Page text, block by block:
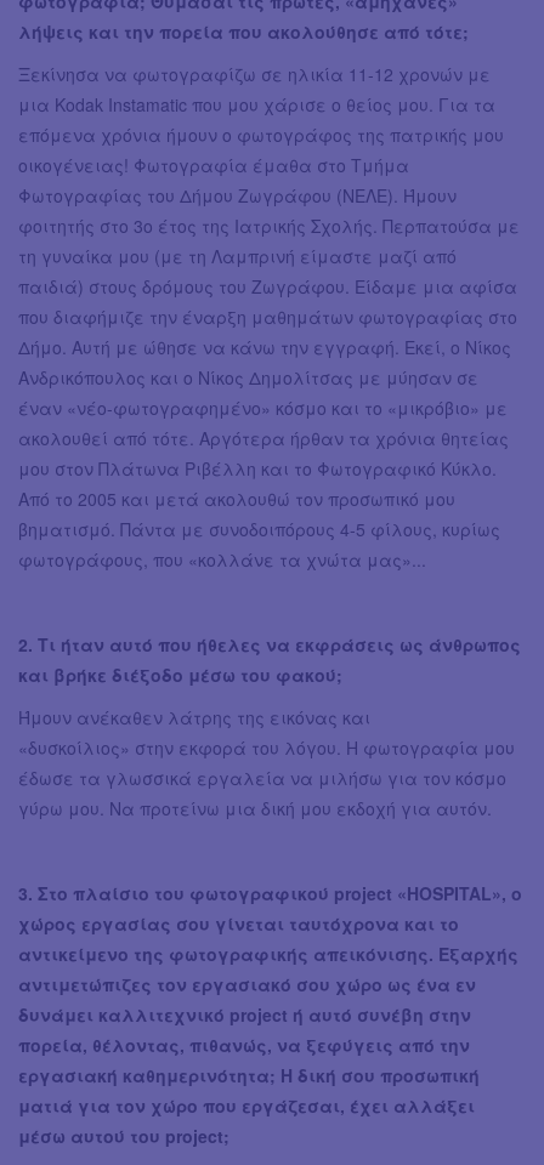
λήψεις και την πορεία που ακολούθησε από τότε;
Ξεκίνησα να φωτογραφίζω σε ηλικία 11-12 χρονών με
μια Kodak Instamatic που μου χάρισε ο θείος μου. Για τα
επόμενα χρόνια ήμουν ο φωτογράφος της πατρικής μου
οικογένειας! Φωτογραφία έμαθα στο Τμήμα
Φωτογραφίας του Δήμου Ζωγράφου (ΝΕΛΕ). Ήμουν
φοιτητής στο 3ο έτος της Ιατρικής Σχολής. Περπατούσα με
τη γυναίκα μου (με τη Λαμπρινή είμαστε μαζί από
παιδιά) στους δρόμους του Ζωγράφου. Είδαμε μια αφίσα
που διαφήμιζε την έναρξη μαθημάτων φωτογραφίας στο
Δήμο. Αυτή με ώθησε να κάνω την εγγραφή. Εκεί, ο Νίκος
Ανδρικόπουλος και ο Νίκος Δημολίτσας με μύησαν σε
έναν «νέο-φωτογραφημένο» κόσμο και το «μικρόβιο» με
ακολουθεί από τότε. Αργότερα ήρθαν τα χρόνια θητείας
μου στον Πλάτωνα Ριβέλλη και το Φωτογραφικό Κύκλο.
Από το 2005 και μετά ακολουθώ τον προσωπικό μου
βηματισμό. Πάντα με συνοδοιπόρους 4-5 φίλους, κυρίως
φωτογράφους, που «κολλάνε τα χνώτα μας»...
2. Τι ήταν αυτό που ήθελες να εκφράσεις ως άνθρωπος
και βρήκε διέξοδο μέσω του φακού;
Ήμουν ανέκαθεν λάτρης της εικόνας και
«δυσκοίλιος» στην εκφορά του λόγου. Η φωτογραφία μου
έδωσε τα γλωσσικά εργαλεία να μιλήσω για τον κόσμο
γύρω μου. Να προτείνω μια δική μου εκδοχή για αυτόν.
3. Στο πλαίσιο του φωτογραφικού project «HOSPITAL», ο
χώρος εργασίας σου γίνεται ταυτόχρονα και το
αντικείμενο της φωτογραφικής απεικόνισης. Εξαρχής
αντιμετώπιζες τον εργασιακό σου χώρο ως ένα εν
δυνάμει καλλιτεχνικό project ή αυτό συνέβη στην
πορεία, θέλοντας, πιθανώς, να ξεφύγεις από την
εργασιακή καθημερινότητα; Η δική σου προσωπική
ματιά για τον χώρο που εργάζεσαι, έχει αλλάξει
μέσω αυτού του project;